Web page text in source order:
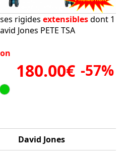
rigides extensiblesdont 1
Jones PETE TSA
180.00€ -57%
David Jones